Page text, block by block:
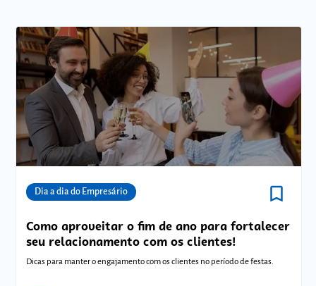
Dia a dia do Empresário bookmark_border
Como aproveitar o fim de ano para fortalecer
seu relacionamento com os clientes!
Dicas para manter o engajamento com os clientes no período de festas.